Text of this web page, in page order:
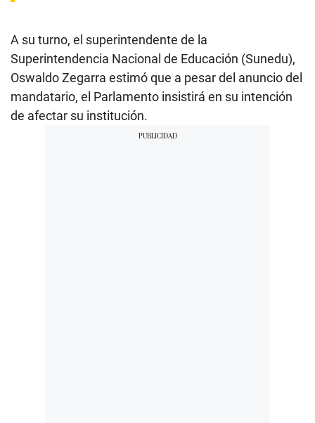
A su turno, el superintendente de la
Superintendencia Nacional de Educación (Sunedu),
Oswaldo Zegarra estimó que a pesar del anuncio del
mandatario, el Parlamento insistirá en su intención
de afectar su institución.